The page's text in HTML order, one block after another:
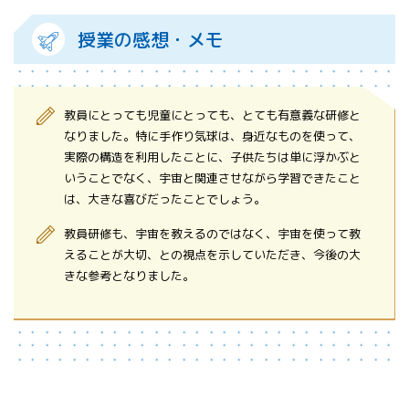
授業の感想・メモ
教員にとっても児童にとっても、とても有意義な研修と
なりました。特に手作り気球は、身近なものを使って、
実際の構造を利用したことに、子供たちは単に浮かぶと
いうことでなく、宇宙と関連させながら学習できたこと
は、大きな喜びだったことでしょう。
教員研修も、宇宙を教えるのではなく、宇宙を使って教
えることが大切、との視点を示していただき、今後の大
きな参考となりました。